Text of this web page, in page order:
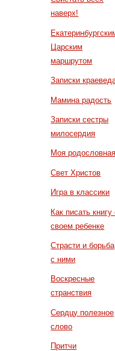
наверх!
Царским
маршрутом
Записки
Мамина радость
Записки сестры
милосердия
Моя родословная
Свет Христов
Игра в классики
Как писать книгу
своем ребенке
Страсти и борьба
с ними
Воскресные
странствия
Сердцу полезное
слово
Притчи